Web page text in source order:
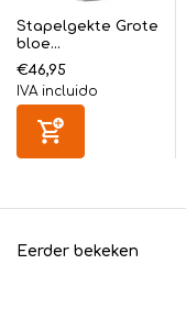
Stapelgekte Grote
bloe...
€46,95
IVA incluido
Eerder bekeken